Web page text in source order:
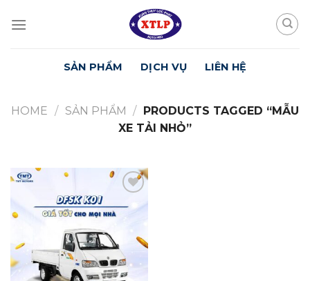
SẢN PHẨM DỊCH VỤ LIÊN HỆ
HOME / SẢN PHẨM / PRODUCTS TAGGED “MẪU
XE TẢI NHỎ”